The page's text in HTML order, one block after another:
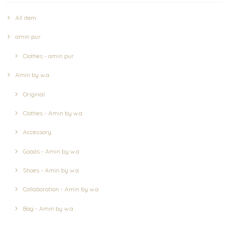
All item
amin pur
Clothes - amin pur
Amin by w.a
Original
Clothes - Amin by w.a
Accessory
Goods - Amin by w.a
Shoes - Amin by w.a
Collaboration - Amin by w.a
Bag - Amin by w.a